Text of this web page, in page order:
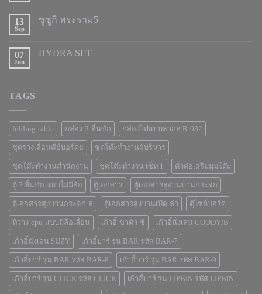
13
Sep
ซูซูกิ พระราม5
07
Jun
HYDRA SET
TAGS
folding-table กล่อง-3-ลิ้นชัก กล่องไฟแบบสากล R-032
ชุดรางเลื่อนคีย์บอร์ดย ชุดโต๊ะทำงานผู้บริหาร
ชุดโต๊ะทำงานสำนักงาน ชุดโต๊ะทำงาน เซ็ท 1 ตัวต่อเสริมมุมโต๊ะ
ตู้ 3 ลิ้นชัก แบบไม่มีล้อ ตู้เอกสาร ตู้เอกสารสูงบนบานกระจก
ตู้เอกสารสูงบานกระจก-ล่ ตู้เอกสารสูงบานเปิด-ล่า ตู้ไซด์บอร์ด
ที่วาง-cpu-แบบมีล้อเลื่อน เก้าอี้-ขาตัว-ซี เก้าอี้นั่งเล่น GOODY/B
เก้าอี้นั่งเล่น SUZY เก้าอี้บาร์ รุ่น BAR รหัส BAR-7
เก้าอี้บาร์ รุ่น BAR รหัส BAR-8 เก้าอี้บาร์ รุ่น BAR รหัส BAR-9
เก้าอี้บาร์ รุ่น CLICK รหัส CLICK เก้าอี้บาร์ รุ่น LIPBIN รหัส LIPBIN